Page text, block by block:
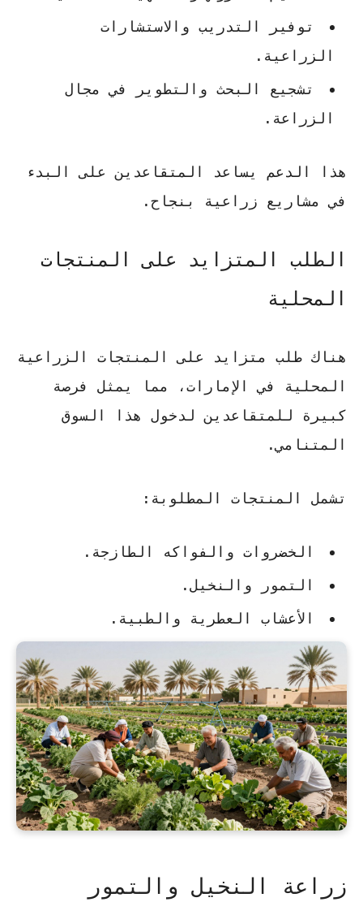
توفير التدريب والاستشارات
الزراعية.
تشجيع البحث والتطوير في مجال
الزراعة.
هذا الدعم يساعد المتقاعدين على البدء
في مشاريع زراعية بنجاح.
الطلب المتزايد على المنتجات
المحلية
هناك طلب متزايد على المنتجات الزراعية
المحلية في الإمارات، مما يمثل فرصة
كبيرة للمتقاعدين لدخول هذا السوق
المتنامي.
تشمل المنتجات المطلوبة:
الخضروات والفواكه الطازجة.
التمور والنخيل.
الأعشاب العطرية والطبية.
زراعة النخيل والتمور